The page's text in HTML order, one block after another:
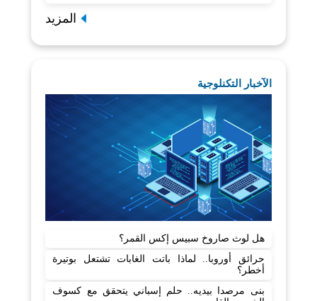
المزيد
الآخبار التكنلوجية
هل لوث صاروخ سبيس إكس القمر؟
حرائق أوروبا.. لماذا باتت الغابات تشتعل بوتيرة
أخطر؟
بنى مرصدا بيديه.. حلم إسباني يتحقق مع كسوف